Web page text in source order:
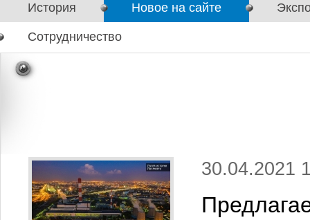
История Новое на сайте
Сотрудничество
30.04.2021